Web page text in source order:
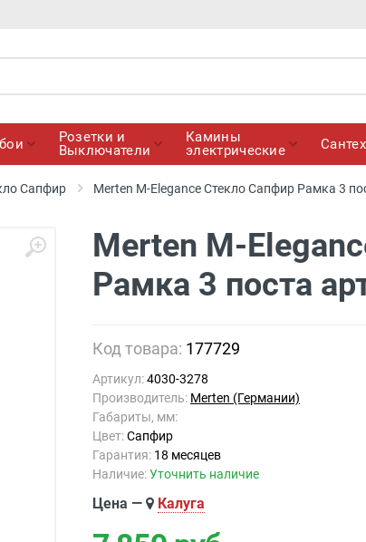
Розетки и
Выключатели
Камины
электрические
Сапфир Merten M-Elegance Стекло Сапфир Рамка 3
Merten M-
Рамка 3 поста
Код товара: 177729
Артикул:4030-3278
Производитель: Merten (Германии)
Габариты, мм:
Цвет:Сапфир
Гарантия: 18 месяцев
Наличие:Уточнить наличие
Цена — Калуга